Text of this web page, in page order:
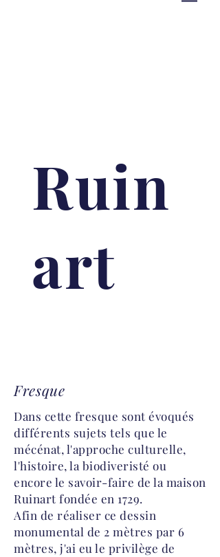
Ruin
art
Fresque
Dans cette fresque sont évoqués
différents sujets tels que le
mécénat, l'approche culturelle,
l'histoire, la biodiveristé ou
encore le savoir-faire de la maison
Ruinart fondée en 1729.
Afin de réaliser ce dessin
monumental de 2 mètres par 6
mètres, j'ai eu le privilège de